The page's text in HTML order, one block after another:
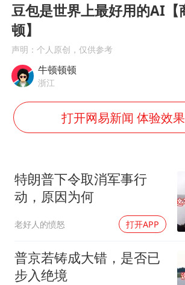
宇树王兴兴被问
乐享全民健身
豆包是世界上最好用的AI【
顿】
声明：个人原创，仅供参考
牛顿顿顿
浙江
打开网易新闻 体验效
特朗普下令取消军事行
动，原因为何
老好人的愤怒 打开APP
普京若铸成大错，是否已
步入绝境